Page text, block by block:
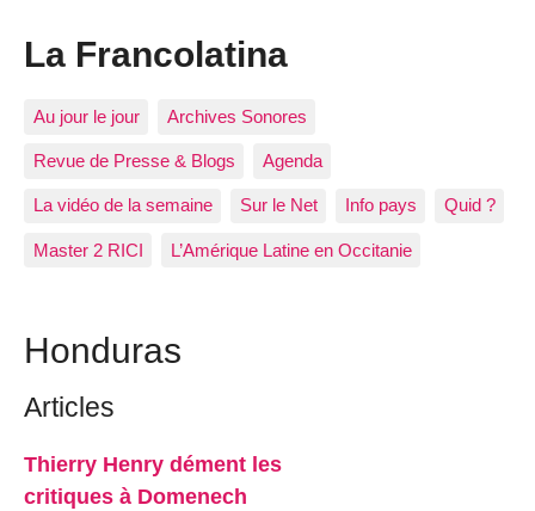
La Francolatina
Au jour le jour Archives Sonores
Revue de Presse & Blogs Agenda
La vidéo de la semaine Sur le Net Info pays Quid ?
Master 2 RICI L’Amérique Latine en Occitanie
Honduras
Articles
Thierry Henry dément les
critiques à Domenech